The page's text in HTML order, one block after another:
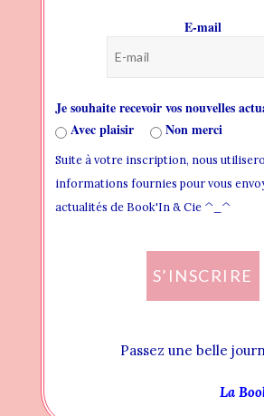
THEME STYLES
WIDGET AREAS
CREATING NEW WIDGET
E-mail
Je souhaite recevoir vos nouvelles
Avec plaisir
Non merci
Suite à votre inscription, nous
informations fournies pour vous
actualités de Book'In & Cie ^_^
S’INSCRIRE
Passez une belle
La